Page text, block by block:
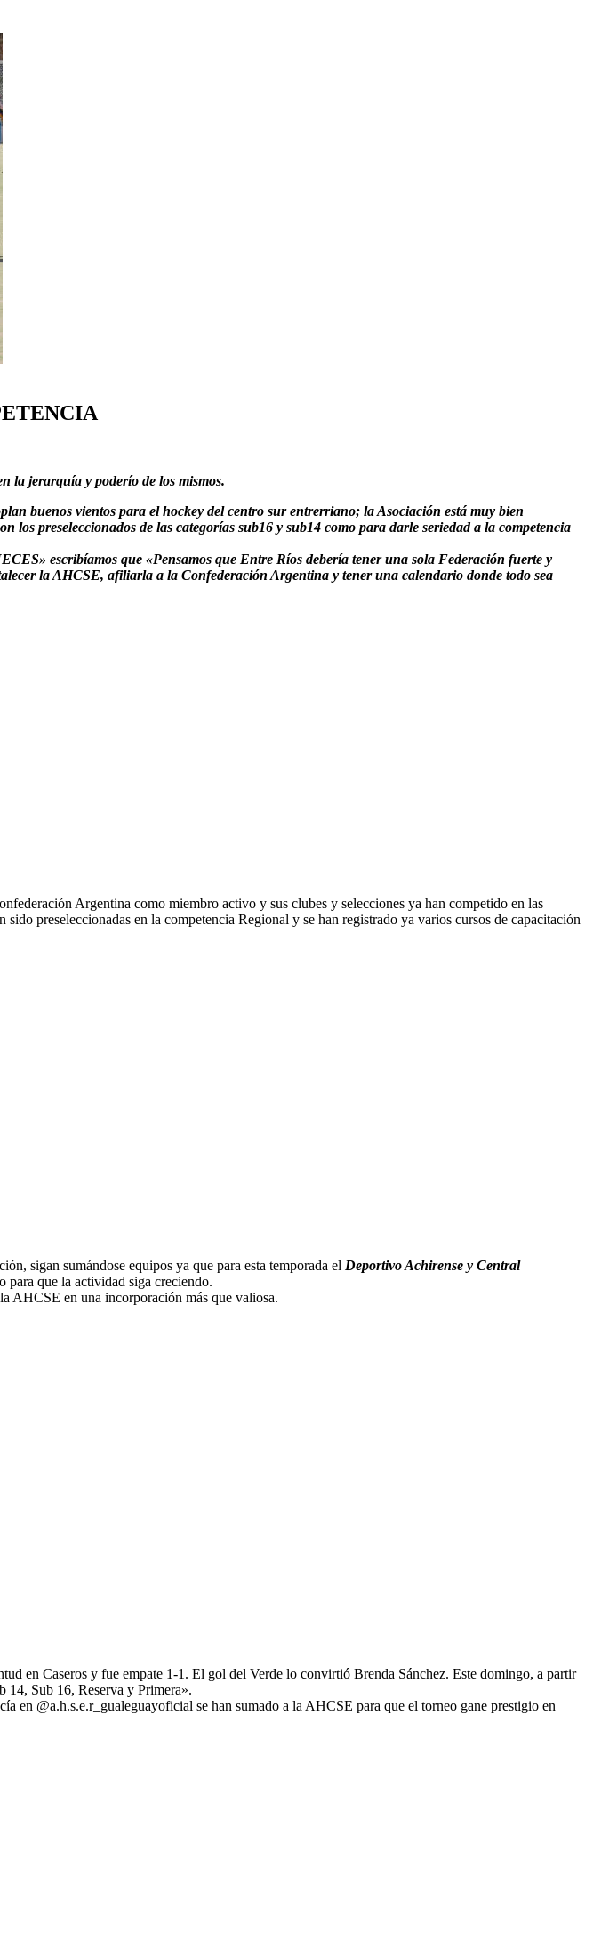
la jerarquía y poderío de los mismos.
buenos vientos para el hockey del centro sur entrerriano; la Asociación está muy bien
preseleccionados de las categorías sub16 y sub14 como para darle seriedad a la competencia
escribíamos que «Pensamos que Entre Ríos debería tener una sola Federación fuerte y
la AHCSE, afiliarla a la Confederación Argentina y tener una calendario donde todo sea
Argentina como miembro activo y sus clubes y selecciones ya han competido en las
preseleccionadas en la competencia Regional y se han registrado ya varios cursos de capacitación
sigan sumándose equipos ya que para esta temporada el Deportivo Achirense y Central
para que la actividad siga creciendo.
AHCSE en una incorporación más que valiosa.
en Caseros y fue empate 1-1. El gol del Verde lo convirtió Brenda Sánchez. Este domingo, a partir
14, Sub 16, Reserva y Primera».
@a.h.s.e.r_gualeguayoficial se han sumado a la AHCSE para que el torneo gane prestigio en